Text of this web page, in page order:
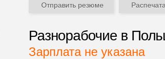
Отправить резюме
Разнорабочие в
Зарплата не указана